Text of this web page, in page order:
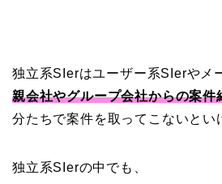
独立系SIerはユーザー系SIerやメ
親会社やグループ会社からの案件
分たちで案件を取ってこないとい
独立系SIerの中でも、